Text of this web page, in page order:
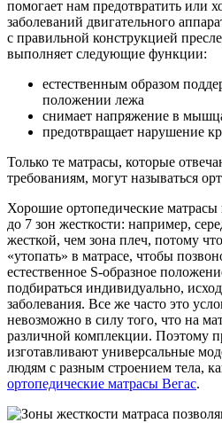
помогает нам предотвратить или
заболеваний двигательного
с правильной конструкцией
выполняет следующие функции:
естественным образом
положении лежа
снимает напряжение в
предотвращает нарушение
Только те матрасы, которые
требованиям, могут называться
Хорошие ортопедические
до 7 зон жесткости: например,
жесткой, чем зона плеч, потому
«утопать» в матрасе, чтобы
естественное S-образное
подбираться индивидуально,
заболевания. Все же часто это
невозможно в силу того, что на
различной комплекции. Поэтому
изготавливают универсальные
людям с разным строением тела,
ортопедические матрасы Вегас.